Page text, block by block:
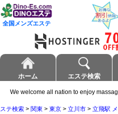
全国メンズエステ
ホーム エステ検索
We welcome all nation to enjoy
ステ検索 > 関東 > 東京 > 立川市 > 立飛駅